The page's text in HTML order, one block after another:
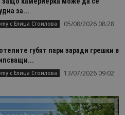
за...
с Елица Стоилова 05/08/2026 08:28
губят пари заради грешки в
с Елица Стоилова 13/07/2026 09:02